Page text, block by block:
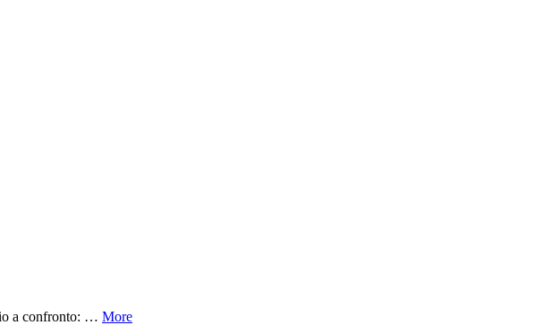
a confronto: … More